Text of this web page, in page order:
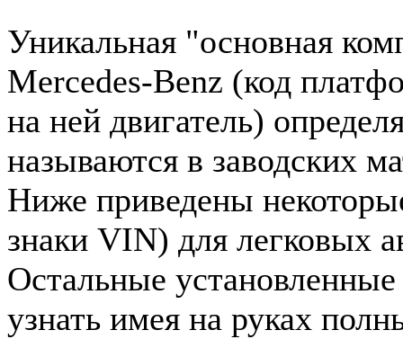
Уникальная "основная
Mercedes-Benz (код
на ней двигатель)
называются в заводских
Ниже приведены
знаки VIN) для легковых
Остальные
узнать имея на руках